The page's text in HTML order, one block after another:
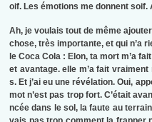
oif. Les émotions me donnent
Ah, je voulais tout de même
chose, très importante, et qui n’a
le Coca Cola : Elon, ta mort m’a
et avantage. elle m’a fait
s. Et j’ai eu une révélation. Oui,
mot n’est pas trop fort. C’était
ncée dans le sol, la faute au